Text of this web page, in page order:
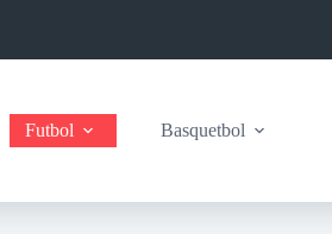
Futbol Basquetbol